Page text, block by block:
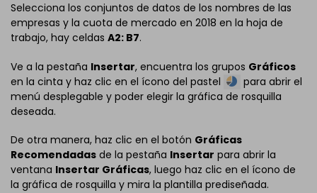
Selecciona los conjuntos de datos de los nombres de las
empresas y la cuota de mercado en 2018 en la hoja de
trabajo, hay celdas A2: B7.
Ve a la pestaña Insertar, encuentra los grupos Gráficos
en la cinta y haz clic en el ícono del pastel
para abrir el
menú desplegable y poder elegir la gráfica de rosquilla
deseada.
De otra manera, haz clic en el botón Gráficas
Recomendadas de la pestaña Insertar para abrir la
ventana Insertar Gráficas, luego haz clic en el ícono de
la gráfica de rosquilla y mira la plantilla prediseñada.